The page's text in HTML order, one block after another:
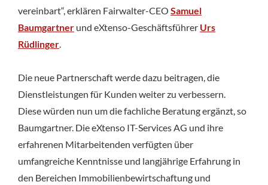
vereinbart“, erklären Fairwalter-CEO Samuel
Baumgartner und eXtenso-Geschäftsführer Urs
Rüdlinger
Die neue Partnerschaft werde dazu beitragen, die
Dienstleistungen für Kunden weiter zu verbessern.
Diese würden nun um die fachliche Beratung ergänzt, so
Baumgartner. Die eXtenso IT-Services AG und ihre
erfahrenen Mitarbeitenden verfügten über
umfangreiche Kenntnisse und langjährige Erfahrung in
den Bereichen Immobilienbewirtschaftung und